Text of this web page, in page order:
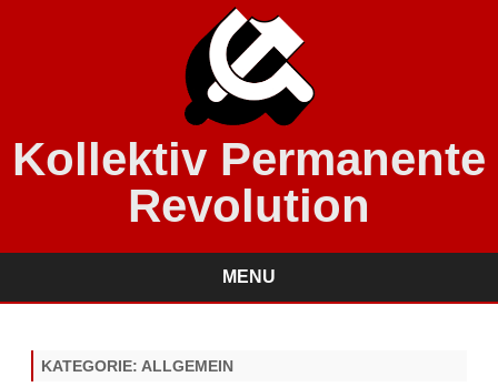
Kollektiv Permanente
Revolution
MENU
KATEGORIE: ALLGEMEIN